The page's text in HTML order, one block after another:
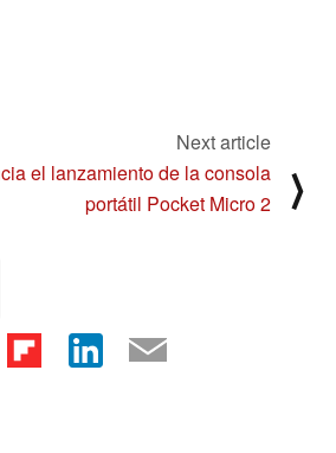
Next article
el lanzamiento de la consola
portátil Pocket Micro 2
⟩